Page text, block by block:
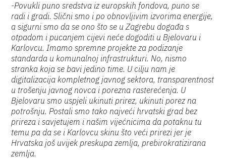
-Povukli puno sredstva iz europskih fondova, puno se
radi i gradi. Slični smo i po obnovljivim izvorima energije,
a sigurni smo da se ono što se u Zagrebu događa s
otpadom i pucanjem cijevi neće dogoditi u Bjelovaru i
Karlovcu. Imamo spremne projekte za podizanje
standarda u komunalnoj infrastrukturi. No, nismo
stranka koja se bavi jedino time. U cilju nam je
digitalizacija kompletnog javnog sektora, transparentnost
u trošenju javnog novca i porezna rasterećenja. U
Bjelovaru smo uspjeli ukinuti prirez, ukinuti porez na
potrošnju. Postali smo tako najveći hrvatski grad bez
prireza i savjetujem i našim vijećnicima da potaknu tu
temu pa da se i Karlovcu skinu što veći prirezi jer je
Hrvatska još uvijek preskupa zemlja, prebirokratizirana
zemlja.